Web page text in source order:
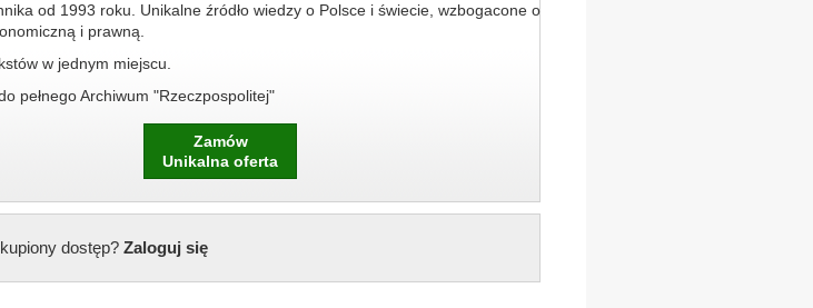
od 1993 roku. Unikalne źródło wiedzy o Polsce i świecie, wzbogacone o
i prawną.
w jednym miejscu.
pełnego Archiwum "Rzeczpospolitej"
Zamów
Unikalna oferta
dostęp?Zaloguj się